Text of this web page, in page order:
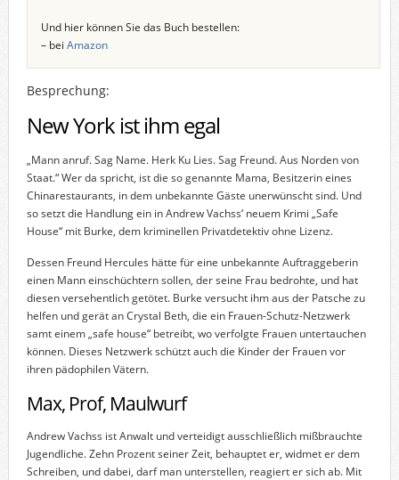
Und hier können Sie das Buch bestellen:
– bei Amazon
Besprechung:
New York ist ihm egal
„Mann anruf. Sag Name. Herk Ku Lies. Sag Freund. Aus Norden von
Staat.“ Wer da spricht, ist die so genannte Mama, Besitzerin eines
Chinarestaurants, in dem unbekannte Gäste unerwünscht sind. Und
so setzt die Handlung ein in Andrew Vachss‘ neuem Krimi „Safe
House“ mit Burke, dem kriminellen Privatdetektiv ohne Lizenz.
Dessen Freund Hercules hätte für eine unbekannte Auftraggeberin
einen Mann einschüchtern sollen, der seine Frau bedrohte, und hat
diesen versehentlich getötet. Burke versucht ihm aus der Patsche zu
helfen und gerät an Crystal Beth, die ein Frauen-Schutz-Netzwerk
samt einem „safe house“ betreibt, wo verfolgte Frauen untertauchen
können. Dieses Netzwerk schützt auch die Kinder der Frauen vor
ihren pädophilen Vätern.
Max, Prof, Maulwurf
Andrew Vachss ist Anwalt und verteidigt ausschließlich mißbrauchte
Jugendliche. Zehn Prozent seiner Zeit, behauptet er, widmet er dem
Schreiben, und dabei, darf man unterstellen, reagiert er sich ab. Mit